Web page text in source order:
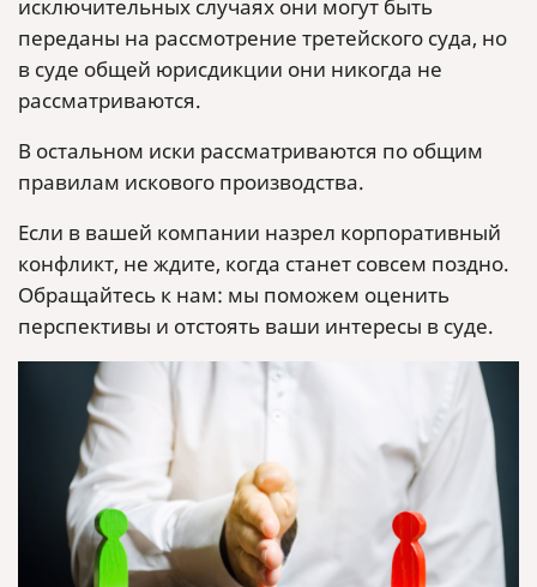
исключительных случаях они могут быть
переданы на рассмотрение третейского суда, но
в суде общей юрисдикции они никогда не
рассматриваются.
В остальном иски рассматриваются по общим
правилам искового производства.
Если в вашей компании назрел корпоративный
конфликт, не ждите, когда станет совсем поздно.
Обращайтесь к нам: мы поможем оценить
перспективы и отстоять ваши интересы в суде.